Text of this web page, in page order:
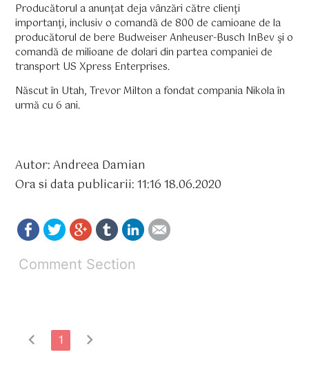
Producătorul a anunţat deja vânzări către clienţi
importanţi, inclusiv o comandă de 800 de camioane de la
producătorul de bere Budweiser Anheuser-Busch InBev şi o
comandă de milioane de dolari din partea companiei de
transport US Xpress Enterprises.
Născut în Utah, Trevor Milton a fondat compania Nikola în
urmă cu 6 ani.
Autor: Andreea Damian
Ora si data publicarii: 11:16 18.06.2020
Comment Section
chevron_left 1 chevron_right